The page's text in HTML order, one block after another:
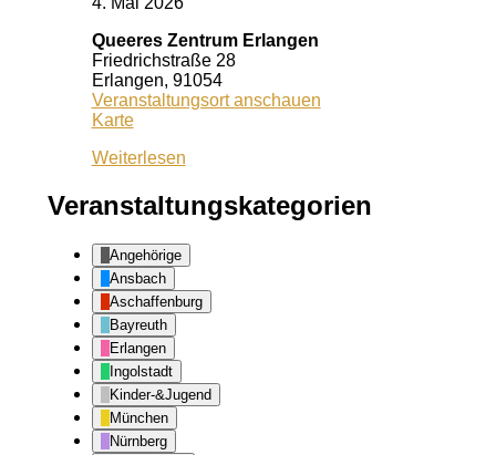
Queeres Zentrum Erlangen
Friedrichstraße 28
Erlangen, 91054
Veranstaltungsort anschauen
KarteQueeres
Erlangen
Weiterlesen
Veranstaltungskategorien
Angehörige
Ansbach
Aschaffenburg
Bayreuth
Erlangen
Ingolstadt
Kinder-&Jugend
München
Nürnberg